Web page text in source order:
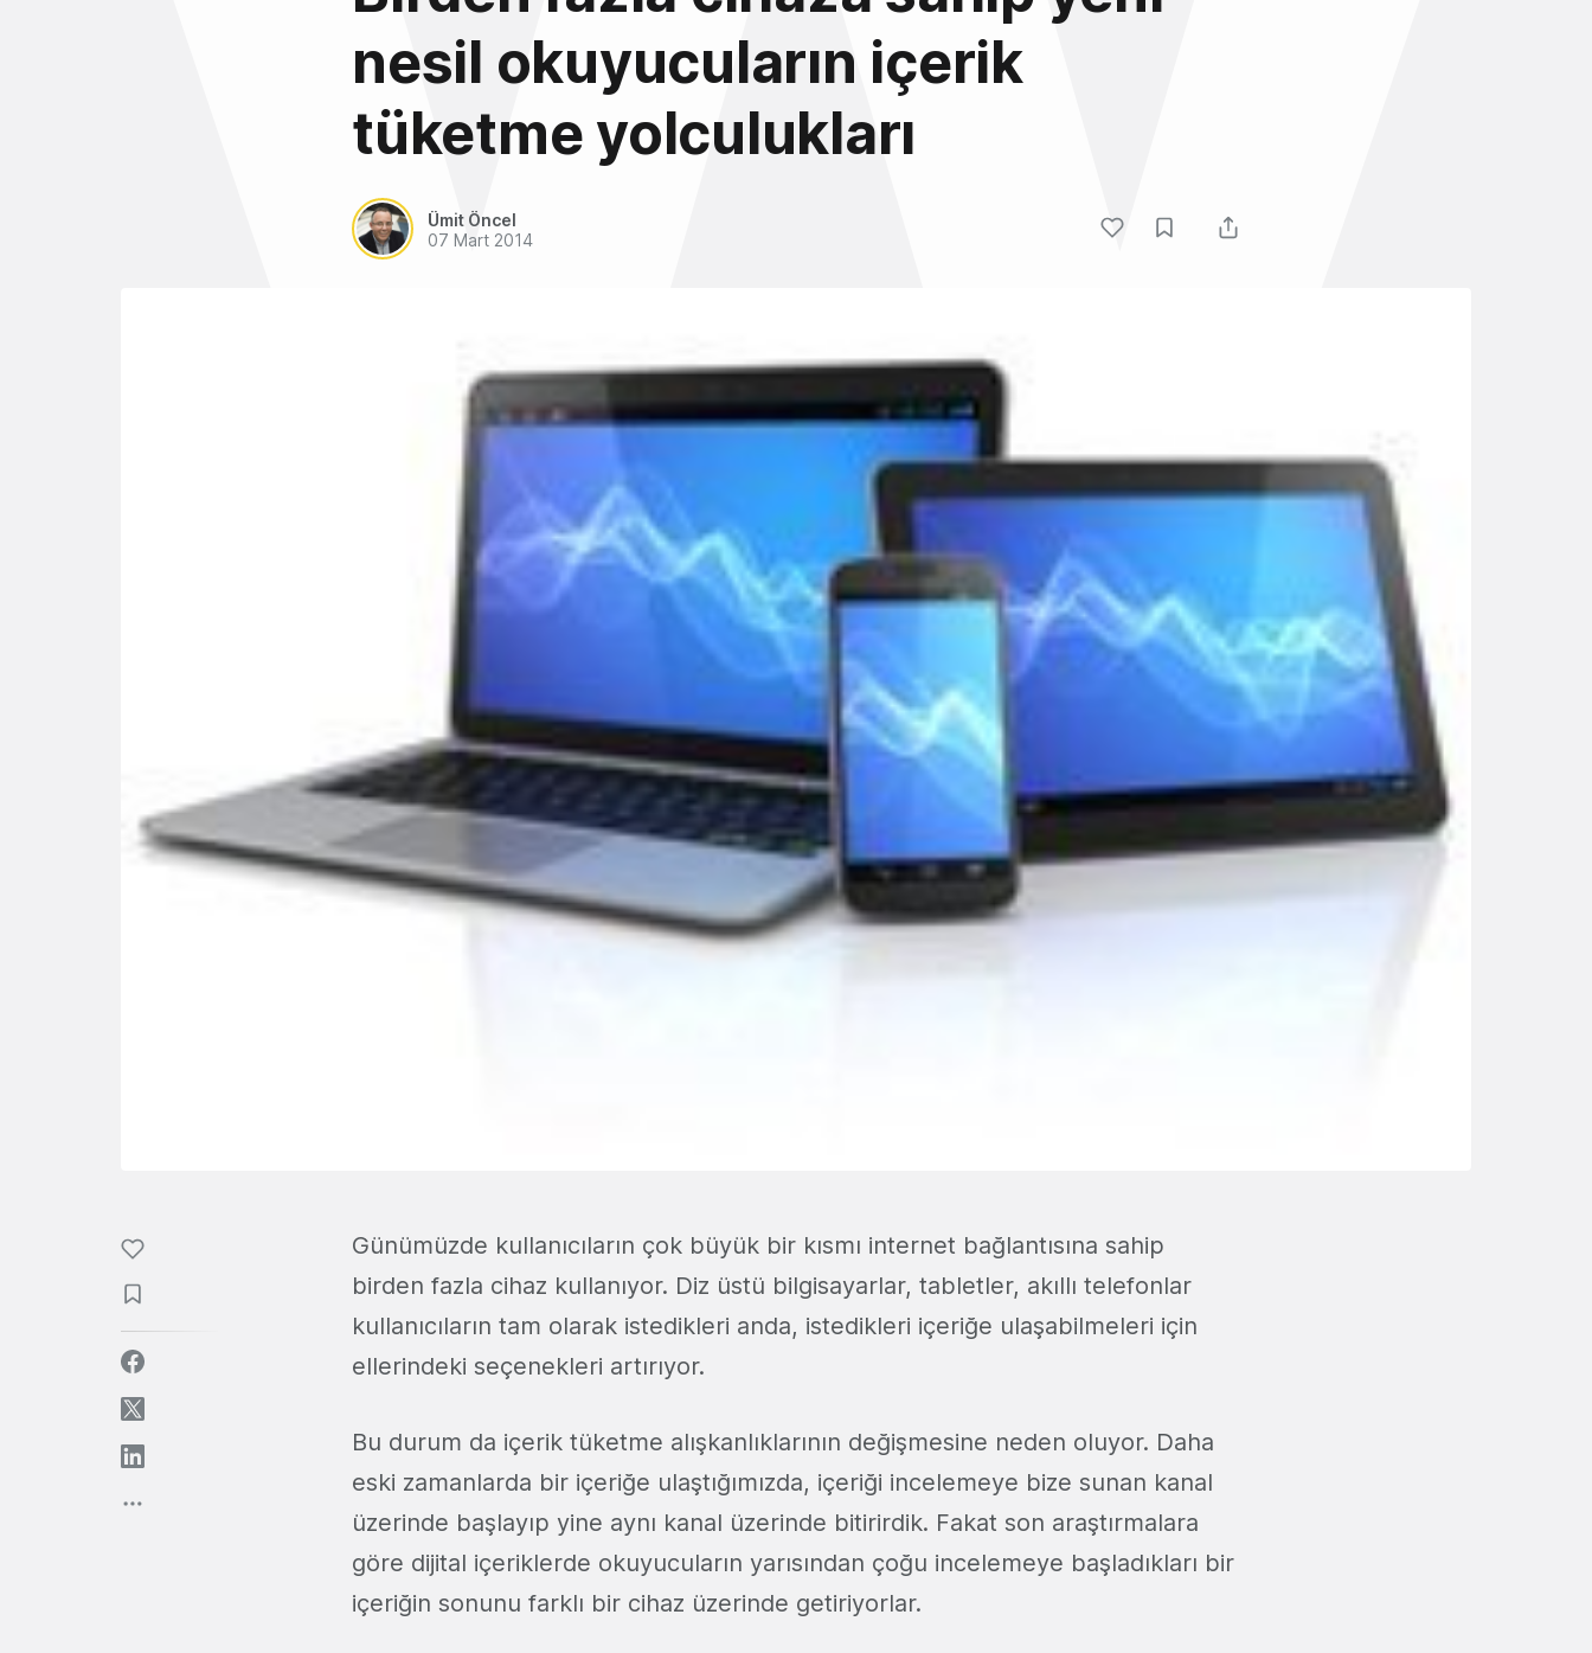
nesil okuyucuların içerik
tüketme yolculukları
Ümit Öncel
07 Mart 2014
Günümüzde kullanıcıların çok büyük bir kısmı internet bağlantısına sahip
birden fazla cihaz kullanıyor. Diz üstü bilgisayarlar, tabletler, akıllı telefonlar
kullanıcıların tam olarak istedikleri anda, istedikleri içeriğe ulaşabilmeleri için
ellerindeki seçenekleri artırıyor.
Bu durum da içerik tüketme alışkanlıklarının değişmesine neden oluyor. Daha
eski zamanlarda bir içeriğe ulaştığımızda, içeriği incelemeye bize sunan kanal
üzerinde başlayıp yine aynı kanal üzerinde bitirirdik. Fakat son araştırmalara
göre dijital içeriklerde okuyucuların yarısından çoğu incelemeye başladıkları bir
içeriğin sonunu farklı bir cihaz üzerinde getiriyorlar.